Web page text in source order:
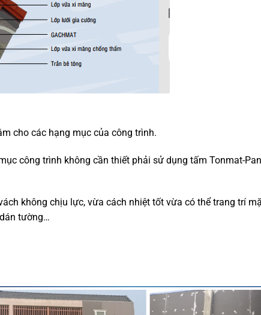
cho các hạng mục của công trình.
công trình không cần thiết phải sử dụng tấm Tonmat-
không chịu lực, vừa cách nhiệt tốt vừa có thể trang trí
tường…